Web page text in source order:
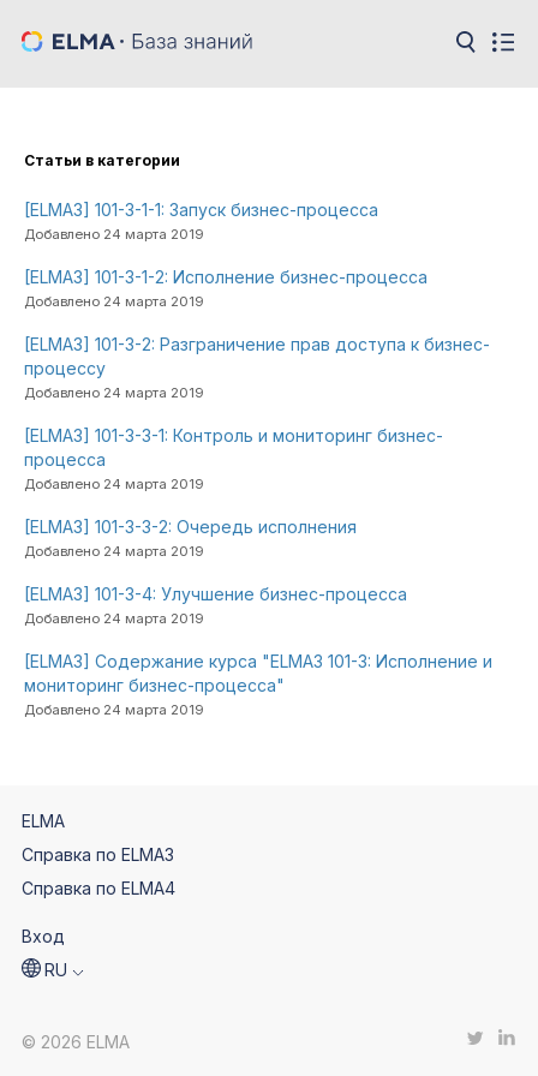
Cтатьи в категории
[ELMA3] 101-3-1-1: Запуск бизнес-процесса
Добавлено 24 марта 2019
[ELMA3] 101-3-1-2: Исполнение бизнес-процесса
Добавлено 24 марта 2019
[ELMA3] 101-3-2: Разграничение прав доступа к бизнес-
процессу
Добавлено 24 марта 2019
[ELMA3] 101-3-3-1: Контроль и мониторинг бизнес-
процесса
Добавлено 24 марта 2019
[ELMA3] 101-3-3-2: Очередь исполнения
Добавлено 24 марта 2019
[ELMA3] 101-3-4: Улучшение бизнес-процесса
Добавлено 24 марта 2019
[ELMA3] Содержание курса "ELMA3 101-3: Исполнение и
мониторинг бизнес-процесса"
Добавлено 24 марта 2019
ELMA
Справка по ELMA3
Справка по ELMA4
Вход
RU
© 2026 ELMA